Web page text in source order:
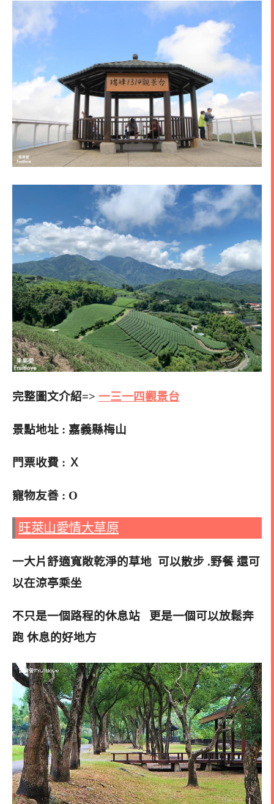
完整圖文介紹=> 一三一四觀景台
景點地址 : 嘉義縣梅山
門票收費 : Ｘ
寵物友善 : O
旺萊山愛情大草原
一大片舒適寬敞乾淨的草地 可以散步 .野餐 還可
以在涼亭乘坐
不只是一個路程的休息站 更是一個可以放鬆奔
跑 休息的好地方